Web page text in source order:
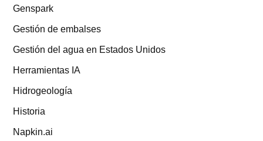
Genspark
Gestión de embalses
Gestión del agua en Estados Unidos
Herramientas IA
Hidrogeología
Historia
Napkin.ai